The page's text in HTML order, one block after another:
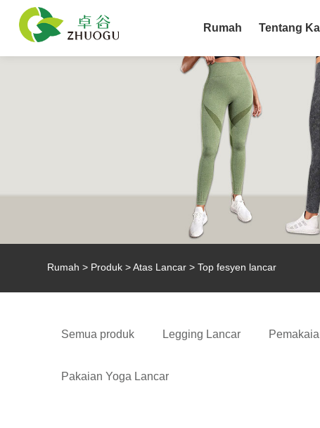
Rumah Tentang
Rumah > Produk >Atas Lancar > Top fesyen lancar
Semua produk Legging Lancar
Pakaian Yoga Lancar